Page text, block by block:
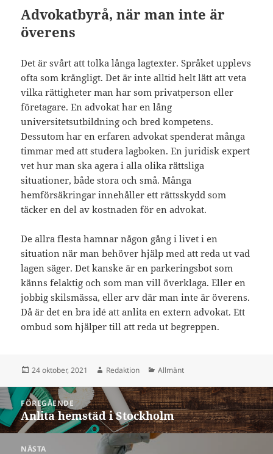
Advokatbyrå, när man inte är
överens
Det är svårt att tolka långa lagtexter. Språket upplevs
ofta som krångligt. Det är inte alltid helt lätt att veta
vilka rättigheter man har som privatperson eller
företagare. En advokat har en lång
universitetsutbildning och bred kompetens.
Dessutom har en erfaren advokat spenderat många
timmar med att studera lagboken. En juridisk expert
vet hur man ska agera i alla olika rättsliga
situationer, både stora och små. Många
hemförsäkringar innehåller ett rättsskydd som
täcker en del av kostnaden för en advokat.
De allra flesta hamnar någon gång i livet i en
situation när man behöver hjälp med att reda ut vad
lagen säger. Det kanske är en parkeringsbot som
känns felaktig och som man vill överklaga. Eller en
jobbig skilsmässa, eller arv där man inte är överens.
Då är det en bra idé att anlita en extern advokat. Ett
ombud som hjälper till att reda ut begreppen.
Postat
24 oktober, 2021 Författare
Redaktion Kategorier
Allmänt
Inläggsnavigering
FÖREGÅENDE
Föregående
inlägg:
Anlita hemstäd i Stockholm
NÄSTA